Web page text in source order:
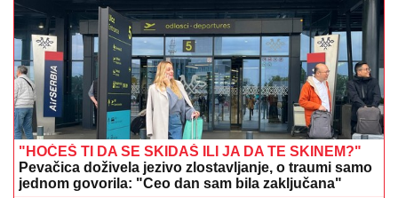
Poznat identitet muškarca koji je nestao u Dunavu
kod Bele Stene: Skočio sa čamca i nije isplivao
CECA STIGLA U CRNU GORU! Ušik
izdanju došla na aerodrom, sačekao je
crni kombi: "U papučama sam, skršiću
se" (VIDEO)